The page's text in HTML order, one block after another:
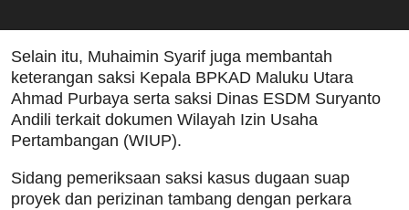
Selain itu, Muhaimin Syarif juga membantah
keterangan saksi Kepala BPKAD Maluku Utara
Ahmad Purbaya serta saksi Dinas ESDM Suryanto
Andili terkait dokumen Wilayah Izin Usaha
Pertambangan (WIUP).
Sidang pemeriksaan saksi kasus dugaan suap
proyek dan perizinan tambang dengan perkara